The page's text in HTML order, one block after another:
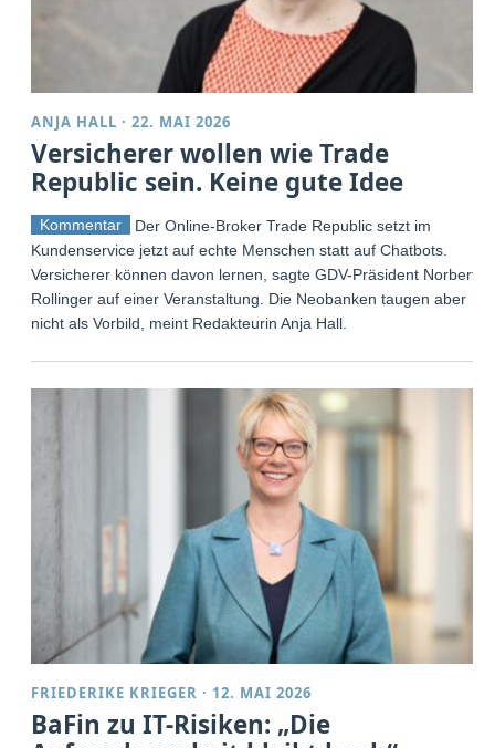
ANJA HALL ·22. MAI 2026
Versicherer wollen wie Trade
Republic sein. Keine gute Idee
Kommentar
Der Online-Broker Trade Republic setzt im
Kundenservice jetzt auf echte Menschen statt auf Chatbots.
Versicherer können davon lernen, sagte GDV-Präsident Norbert
Rollinger auf einer Veranstaltung. Die Neobanken taugen aber
nicht als Vorbild, meint Redakteurin Anja Hall.
FRIEDERIKE KRIEGER · 12. MAI 2026
BaFin zu IT-Risiken: „Die